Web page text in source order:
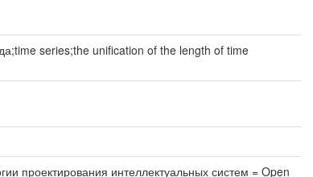
series;the unification of the length of time
проектирования интеллектуальных систем = Open